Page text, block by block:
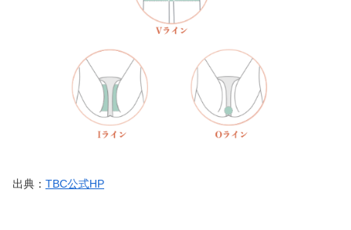
出典： TBC公式HP